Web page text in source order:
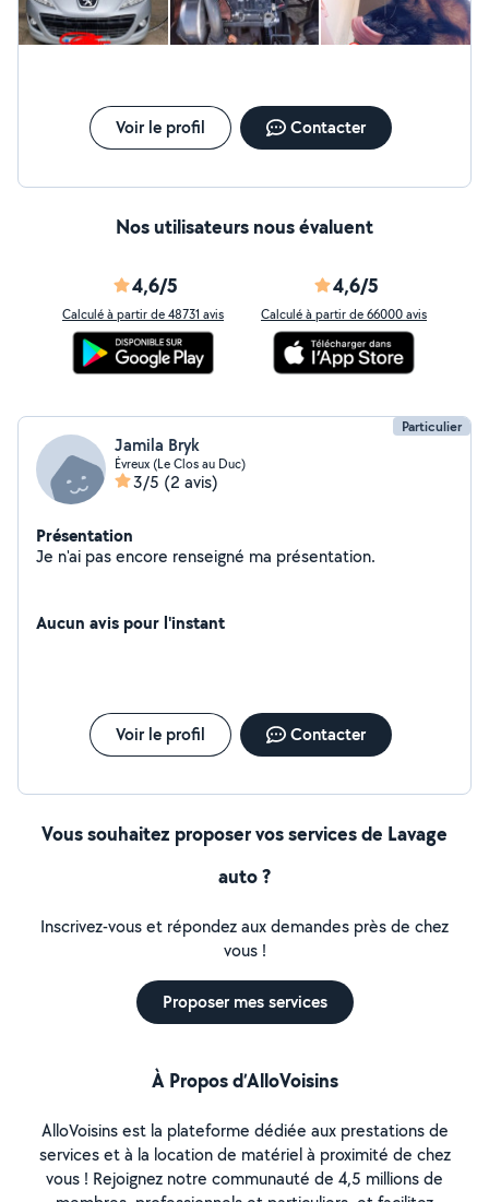
Voir le profil Contacter
Nos utilisateurs nous évaluent
4,6/5
Calculé à partir de 48731 avis
4,6/5
Calculé à partir de 66000 avis
Particulier
Jamila Bryk
Évreux (Le Clos au Duc)
3/5 (2 avis)
Présentation
Je n'ai pas encore renseigné ma présentation.
Aucun avis pour l'instant
Voir le profil Contacter
Vous souhaitez proposer vos services de Lavage
auto ?
Inscrivez-vous et répondez aux demandes près de chez
vous !
Proposer mes services
À Propos d’AlloVoisins
AlloVoisins est la plateforme dédiée aux prestations de
services et à la location de matériel à proximité de chez
vous ! Rejoignez notre communauté de 4,5 millions de